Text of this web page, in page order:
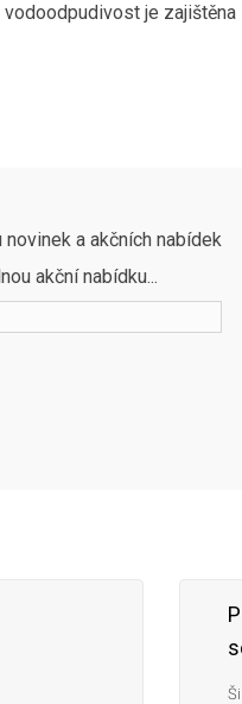
je
a akčních nabídek
akční nabídku...